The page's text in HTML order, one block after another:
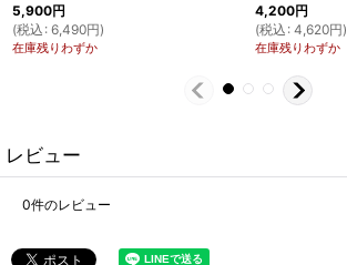
5,900円
(税込 : 6,490円)
在庫残りわずか
4,200円
(税込 : 4,620円)
在庫残りわずか
レビュー
0件のレビュー